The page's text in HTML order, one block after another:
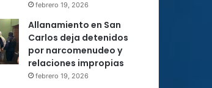
febrero 19, 2026
Allanamiento en San
Carlos deja detenidos
por narcomenudeo y
relaciones impropias
febrero 19, 2026